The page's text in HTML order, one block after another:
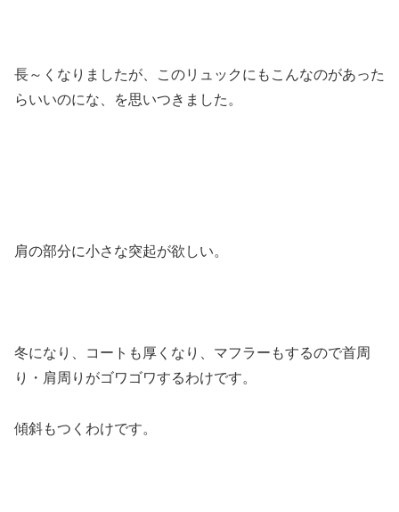
長～くなりましたが、このリュックにもこんなのがあった
らいいのにな、を思いつきました。
肩の部分に小さな突起が欲しい。
冬になり、コートも厚くなり、マフラーもするので首周
り・肩周りがゴワゴワするわけです。
傾斜もつくわけです。